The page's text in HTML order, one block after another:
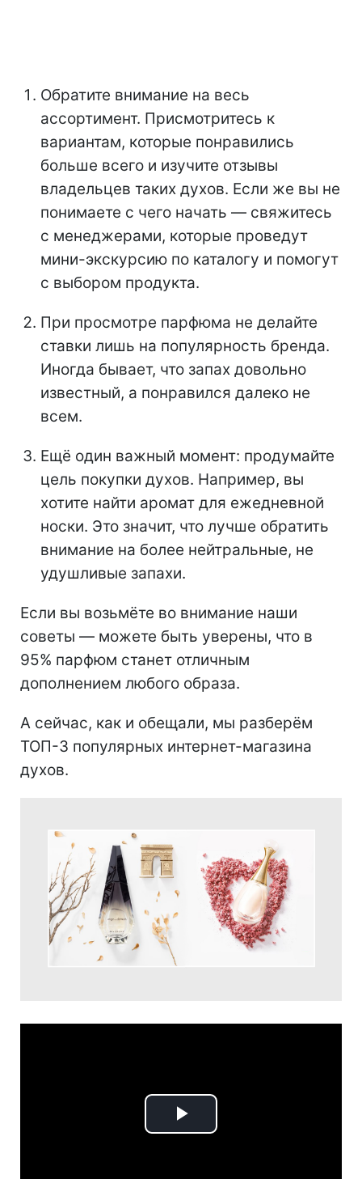
Обратите внимание на весь
ассортимент. Присмотритесь к
вариантам, которые понравились
больше всего и изучите отзывы
владельцев таких духов. Если же вы не
понимаете с чего начать — свяжитесь
с менеджерами, которые проведут
мини-экскурсию по каталогу и помогут
с выбором продукта.
При просмотре парфюма не делайте
ставки лишь на популярность бренда.
Иногда бывает, что запах довольно
известный, а понравился далеко не
всем.
Ещё один важный момент: продумайте
цель покупки духов. Например, вы
хотите найти аромат для ежедневной
носки. Это значит, что лучше обратить
внимание на более нейтральные, не
удушливые запахи.
Если вы возьмёте во внимание наши
советы — можете быть уверены, что в
95% парфюм станет отличным
дополнением любого образа.
А сейчас, как и обещали, мы разберём
ТОП-3 популярных интернет-магазина
духов.
Play